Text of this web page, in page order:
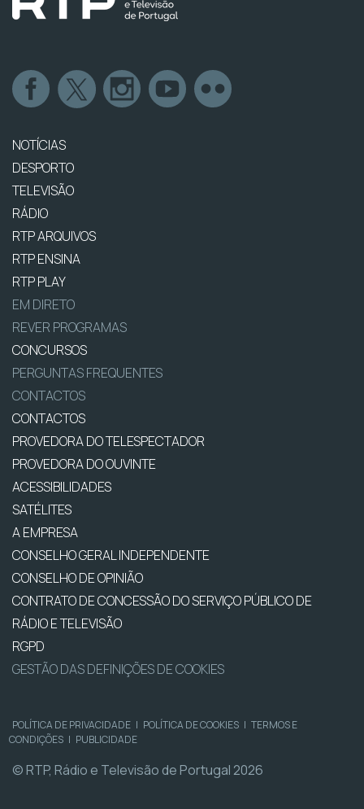
NOTÍCIAS
DESPORTO
TELEVISÃO
RÁDIO
RTP ARQUIVOS
RTP ENSINA
RTP PLAY
EM DIRETO
REVER PROGRAMAS
CONCURSOS
PERGUNTAS FREQUENTES
CONTACTOS
CONTACTOS
PROVEDORA DO TELESPECTADOR
PROVEDORA DO OUVINTE
ACESSIBILIDADES
SATÉLITES
A EMPRESA
CONSELHO GERAL INDEPENDENTE
CONSELHO DE OPINIÃO
CONTRATO DE CONCESSÃO DO SERVIÇO PÚBLICO DE
RÁDIO E TELEVISÃO
RGPD
GESTÃO DAS DEFINIÇÕES DE COOKIES
POLÍTICA DE PRIVACIDADE | POLÍTICA DE COOKIES | TERMOS E
CONDIÇÕES | PUBLICIDADE
© RTP, Rádio e Televisão de Portugal 2026